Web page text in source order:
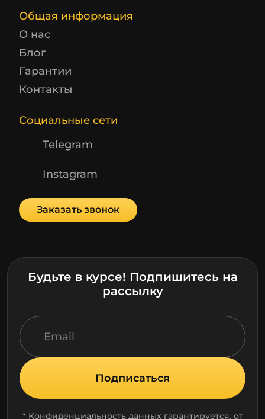
Общая информация
О нас
Блог
Гарантии
Контакты
Социальные сети
Telegram
Instagram
Заказать звонок
Будьте в курсе! Подпишитесь на
рассылку
Подписаться
* Конфиденциальность данных гарантируется, от